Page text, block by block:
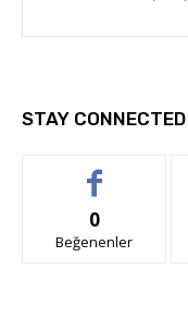
STAY CONNECTED
0
Beğenenler